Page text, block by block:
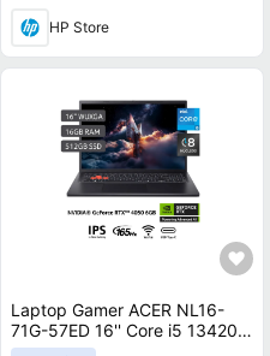
HP Store
Laptop Gamer ACER NL16-
71G-57ED 16'' Core i5 13420H
16GB 512GB SSD RTX 4050